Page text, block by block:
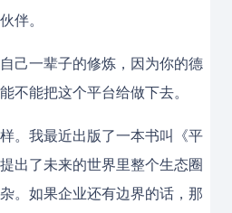
伴。
己一辈子的修炼，因为你的德
不能把这个平台给做下去。
。我最近出版了一本书叫《平
出了未来的世界里整个生态圈
。如果企业还有边界的话，那